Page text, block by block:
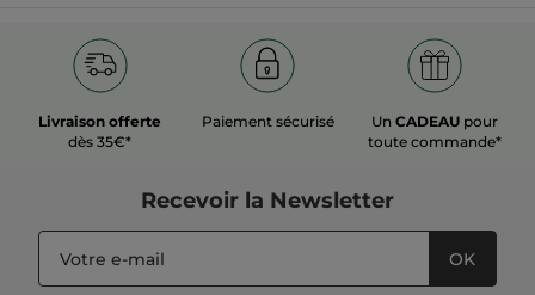
Livraison offerte
dès 35€*
Paiement sécurisé UnCADEAU pour
toute commande*
Recevoir la Newsletter
OK